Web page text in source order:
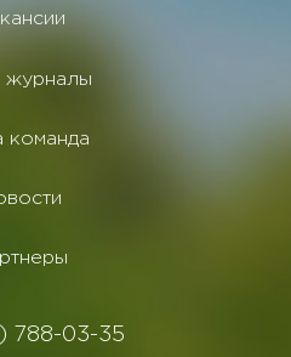
журналы
команда
788-03-35